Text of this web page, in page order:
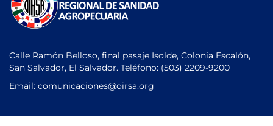
Calle Ramón Belloso, final pasaje Isolde, Colonia Escalón,
San Salvador, El Salvador. Teléfono: (503) 2209-9200
Email: comunicaciones@oirsa.org